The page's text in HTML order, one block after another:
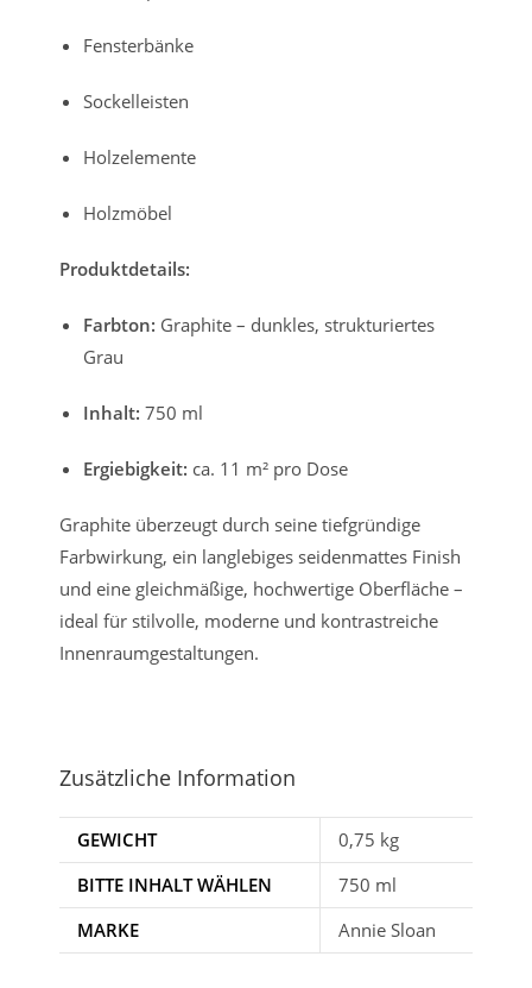
Fensterbänke
Sockelleisten
Holzelemente
Holzmöbel
Produktdetails:
Farbton: Graphite – dunkles, strukturiertes
Grau
Inhalt: 750 ml
Ergiebigkeit: ca. 11 m² pro Dose
Graphite überzeugt durch seine tiefgründige
Farbwirkung, ein langlebiges seidenmattes Finish
und eine gleichmäßige, hochwertige Oberfläche –
ideal für stilvolle, moderne und kontrastreiche
Innenraumgestaltungen.
Zusätzliche Information
GEWICHT
0,75 kg
BITTE INHALT WÄHLEN
750 ml
MARKE
Annie Sloan